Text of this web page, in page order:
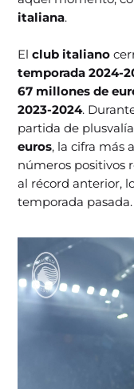
italiana.
Elclub italiano
temporada 2024-
67 millones de
2023-2024.
partida de
euros, la cifra más
números positivos
al récord anterior,
temporada pasada.